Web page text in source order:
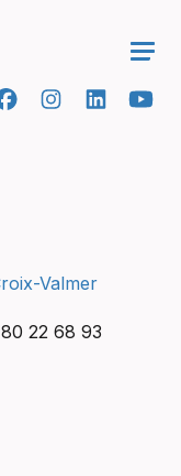
Valmer
22 68 93